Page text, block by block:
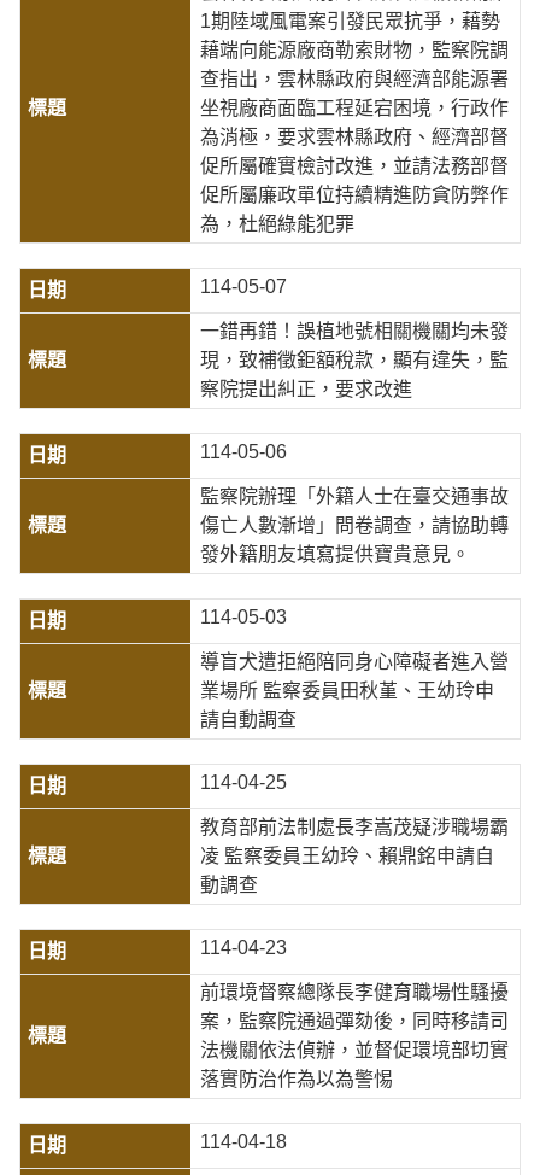
1期陸域風電案引發民眾抗爭，藉勢
藉端向能源廠商勒索財物，監察院調
查指出，雲林縣政府與經濟部能源署
坐視廠商面臨工程延宕困境，行政作
為消極，要求雲林縣政府、經濟部督
促所屬確實檢討改進，並請法務部督
促所屬廉政單位持續精進防貪防弊作
為，杜絕綠能犯罪
114-05-07
一錯再錯！誤植地號相關機關均未發
現，致補徵鉅額稅款，顯有違失，監
察院提出糾正，要求改進
114-05-06
監察院辦理「外籍人士在臺交通事故
傷亡人數漸增」問卷調查，請協助轉
發外籍朋友填寫提供寶貴意見。
114-05-03
導盲犬遭拒絕陪同身心障礙者進入營
業場所 監察委員田秋堇、王幼玲申
請自動調查
114-04-25
教育部前法制處長李嵩茂疑涉職場霸
凌 監察委員王幼玲、賴鼎銘申請自
動調查
114-04-23
前環境督察總隊長李健育職場性騷擾
案，監察院通過彈劾後，同時移請司
法機關依法偵辦，並督促環境部切實
落實防治作為以為警惕
114-04-18